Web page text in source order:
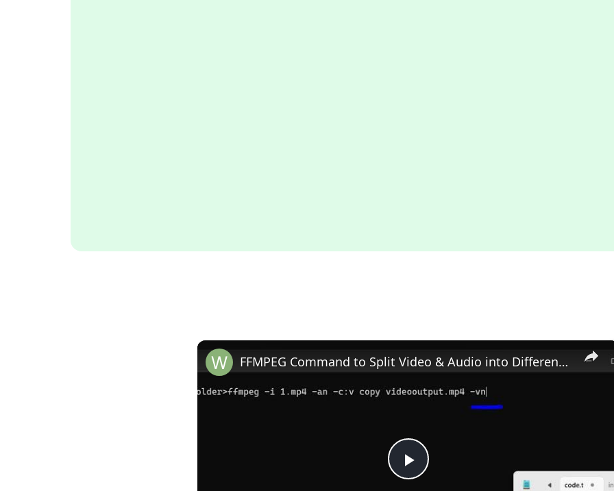
×
Play
FFMPEG Command to Split Video & Audio into Different Files in Terminal